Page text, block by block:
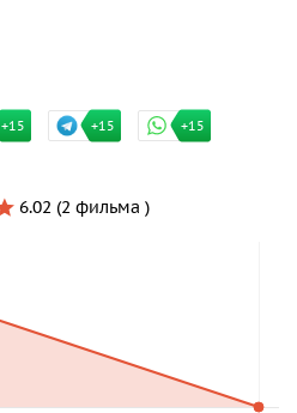
+15 +15 +15
6.02 (2 фильма )